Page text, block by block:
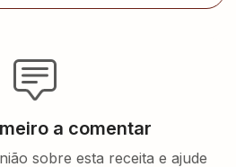
a comentar
sobre esta receita e ajude